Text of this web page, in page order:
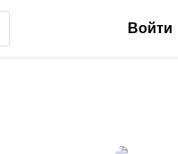
Войти